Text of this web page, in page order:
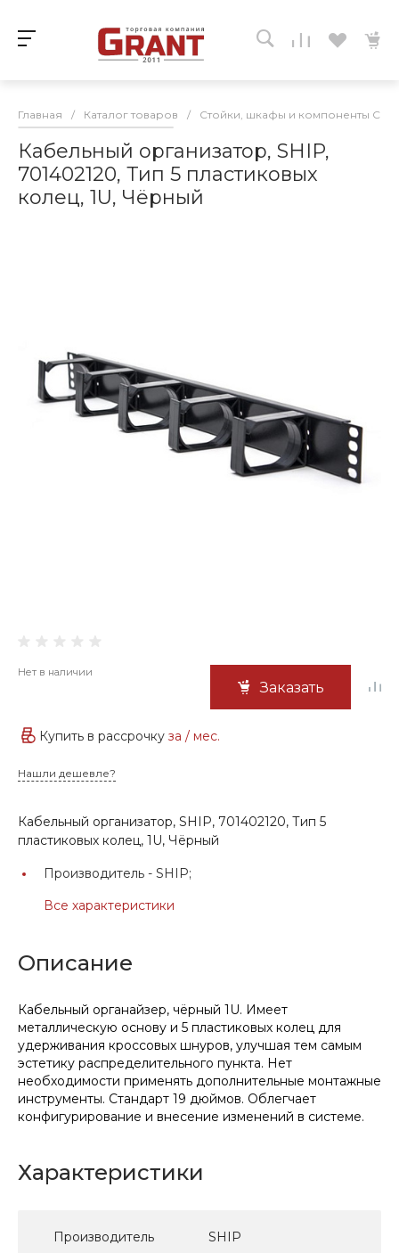
Главная / Каталог товаров / Стойки, шкафы и компоненты СКС
Кабельный организатор, SHIP,
701402120, Тип 5 пластиковых
колец, 1U, Чёрный
Нет в наличии
Заказать
Купить в рассрочку за / мес.
Нашли дешевле?
Кабельный организатор, SHIP, 701402120, Тип 5
пластиковых колец, 1U, Чёрный
Производитель - SHIP;
Все характеристики
Описание
Кабельный органайзер, чёрный 1U. Имеет
металлическую основу и 5 пластиковых колец для
удерживания кроссовых шнуров, улучшая тем самым
эстетику распределительного пункта. Нет
необходимости применять дополнительные монтажные
инструменты. Стандарт 19 дюймов. Облегчает
конфигурирование и внесение изменений в системе.
Характеристики
Производитель SHIP